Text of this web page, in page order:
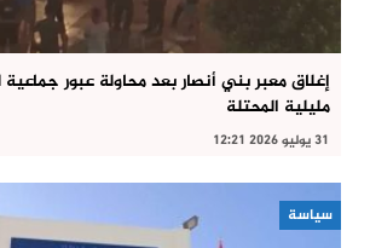
إغلاق معبر بني أنصار بعد محاولة عبور
مليلية المحتلة
31 يوليو 2026 12:21
سياسة